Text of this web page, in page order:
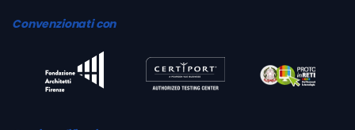
Convenzionati con